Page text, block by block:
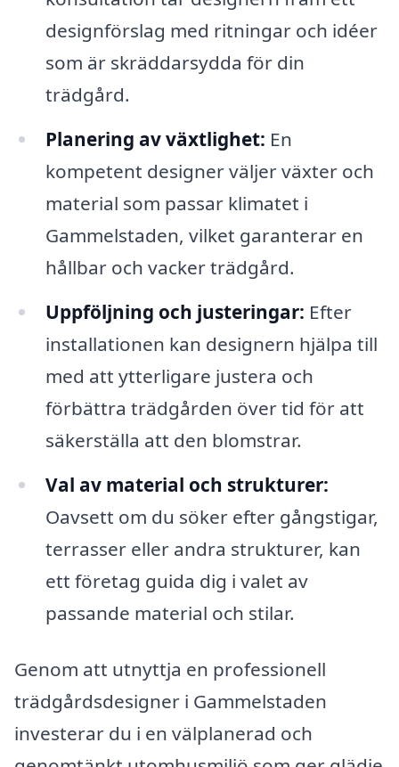
designförslag med ritningar och idéer
som är skräddarsydda för din
trädgård.
Planering av växtlighet: En
kompetent designer väljer växter och
material som passar klimatet i
Gammelstaden, vilket garanterar en
hållbar och vacker trädgård.
Uppföljning och justeringar: Efter
installationen kan designern hjälpa till
med att ytterligare justera och
förbättra trädgården över tid för att
säkerställa att den blomstrar.
Val av material och strukturer:
Oavsett om du söker efter gångstigar,
terrasser eller andra strukturer, kan
ett företag guida dig i valet av
passande material och stilar.
Genom att utnyttja en professionell
trädgårdsdesigner i Gammelstaden
investerar du i en välplanerad och